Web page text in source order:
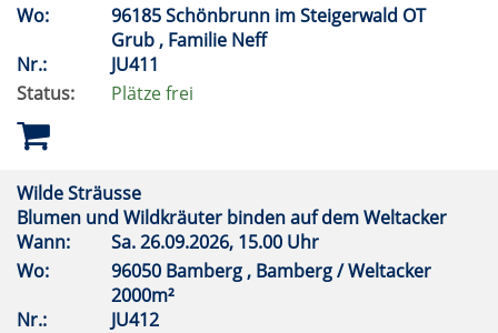
Wo:
96185 Schönbrunn im Steigerwald OT
Grub , Familie Neff
Nr.:
JU411
Status:
Plätze frei
Wilde Sträusse
Blumen und Wildkräuter binden auf dem Weltacker
Wann:
Sa.26.09.2026, 15.00 Uhr
Wo:
96050 Bamberg , Bamberg / Weltacker
2000m²
Nr.:
JU412